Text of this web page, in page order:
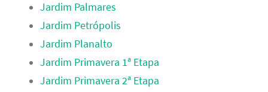
Jardim Palmares
Jardim Petrópolis
Jardim Planalto
Jardim Primavera 1ª Etapa
Jardim Primavera 2ª Etapa